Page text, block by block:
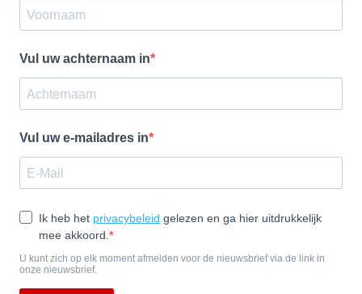
Vul uw achternaam in
Vul uw e-mailadres in
Ik heb het privacybeleid gelezen en ga hier uitdrukkelijk
mee akkoord.
U kunt zich op elk moment afmelden voor de nieuwsbrief via de link in
onze nieuwsbrief.